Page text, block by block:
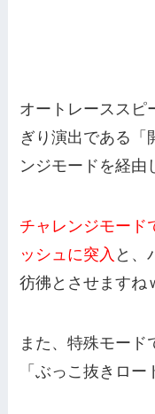
オートレーススピ
ぎり演出である「
ンジモードを経由
チャレンジモード
ッシュに突入 と、
彷彿とさせますね
また、特殊モード
「ぶっこ抜きロ